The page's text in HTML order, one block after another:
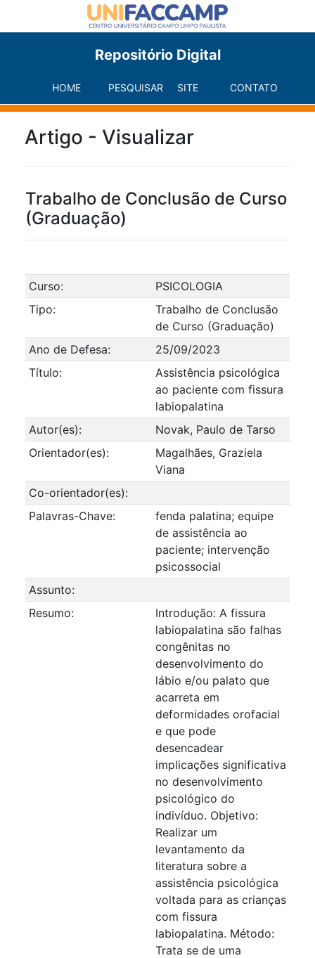
Repositório Digital
HOME PESQUISAR SITE CONTATO
Artigo - Visualizar
Trabalho de Conclusão de Curso
(Graduação)
Curso:
PSICOLOGIA
Tipo:
Trabalho de Conclusão
de Curso (Graduação)
Ano de Defesa:
25/09/2023
Título:
Assistência psicológica
ao paciente com fissura
labiopalatina
Autor(es):
Novak, Paulo de Tarso
Orientador(es):
Magalhães, Graziela
Viana
Co-orientador(es):
Palavras-Chave:
fenda palatina; equipe
de assistência ao
paciente; intervenção
psicossocial
Assunto:
Resumo:
Introdução: A fissura
labiopalatina são falhas
congênitas no
desenvolvimento do
lábio e/ou palato que
acarreta em
deformidades orofacial
e que pode
desencadear
implicações significativa
no desenvolvimento
psicológico do
indivíduo. Objetivo:
Realizar um
levantamento da
literatura sobre a
assistência psicológica
voltada para as crianças
com fissura
labiopalatina. Método:
Trata se de uma